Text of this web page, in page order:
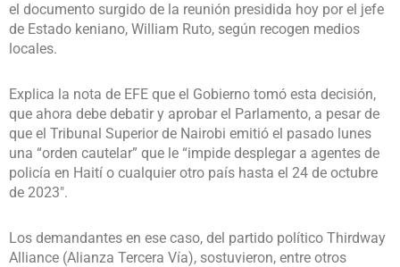
el documento surgido de la reunión presidida hoy por el jefe
de Estado keniano, William Ruto, según recogen medios
locales.
Explica la nota de EFE que el Gobierno tomó esta decisión,
que ahora debe debatir y aprobar el Parlamento, a pesar de
que el Tribunal Superior de Nairobi emitió el pasado lunes
una “orden cautelar” que le “impide desplegar a agentes de
policía en Haití o cualquier otro país hasta el 24 de octubre
de 2023″.
Los demandantes en ese caso, del partido político Thirdway
Alliance (Alianza Tercera Vía), sostuvieron, entre otros